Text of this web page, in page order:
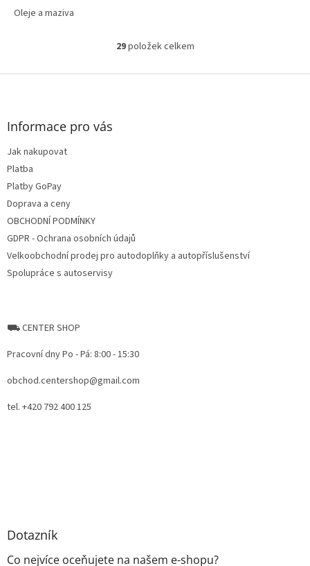
Oleje a maziva
O
l
p
i
29položek celkem
Z
Informace pro vás
Jak nakupovat
Platba
Platby GoPay
Doprava a ceny
OBCHODNÍ PODMÍNKY
GDPR - Ochrana osobních údajů
Velkoobchodní prodej pro autodoplňky a autopříslušenství
Spolupráce s autoservisy
⛟ CENTER SHOP
Pracovní dny Po - Pá: 8:00 - 15:30
obchod.centershop@gmail.com
tel. +420 792 400 125
Dotazník
Co nejvíce oceňujete na našem e-shopu?